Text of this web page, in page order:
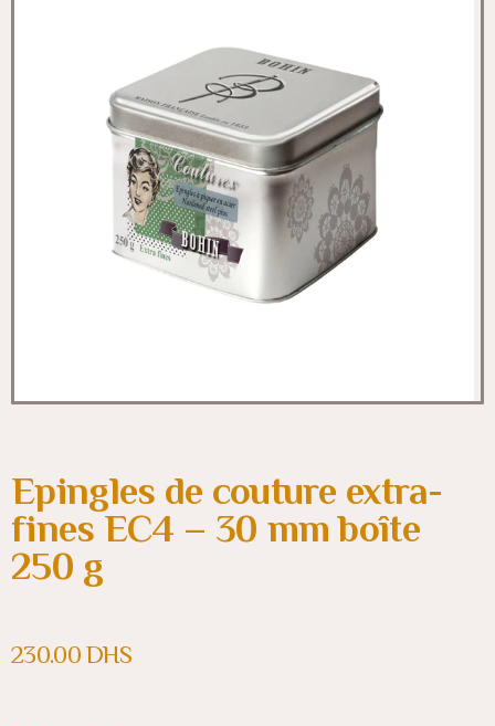
Epingles de couture extra-
fines EC4 – 30 mm boîte
250 g
230.00DHS